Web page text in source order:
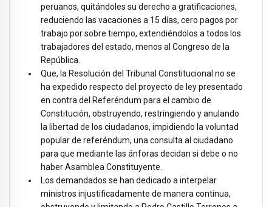
peruanos, quitándoles su derecho a gratificaciones,
reduciendo las vacaciones a 15 días, cero pagos por
trabajo por sobre tiempo, extendiéndolos a todos los
trabajadores del estado, menos al Congreso de la
República.
Que, la Resolución del Tribunal Constitucional no se
ha expedido respecto del proyecto de ley presentado
en contra del Referéndum para el cambio de
Constitución, obstruyendo, restringiendo y anulando
la libertad de los ciudadanos, impidiendo la voluntad
popular de referéndum, una consulta al ciudadano
para que mediante las ánforas decidan si debe o no
haber Asamblea Constituyente.
Los demandados se han dedicado a interpelar
ministros injustificadamente de manera continua,